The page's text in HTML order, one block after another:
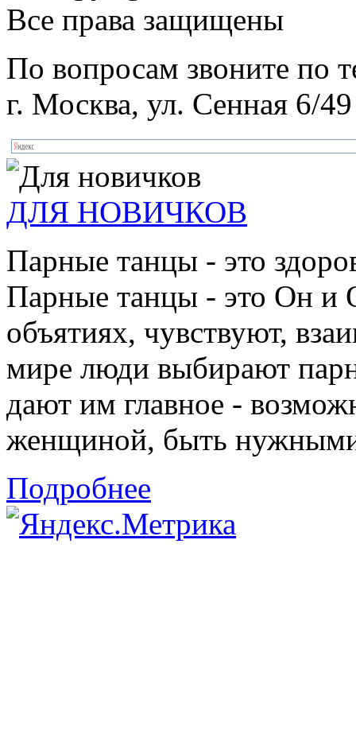
Все права защищены
По вопросам звоните по
г. Москва, ул. Сенная 6/49
ДЛЯ НОВИЧКОВ
Парные танцы - это
Парные танцы - это Он и
объятиях, чувствуют,
мире люди выбирают
дают им главное -
женщиной, быть нужными
Подробнее